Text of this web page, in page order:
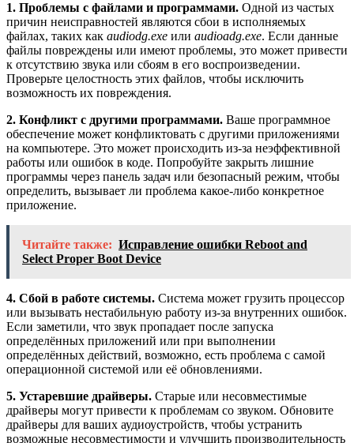
1. Проблемы с файлами и программами. Одной из частых
причин неисправностей являются сбои в исполняемых
файлах, таких как audiodg.exe или audioadg.exe. Если данные
файлы повреждены или имеют проблемы, это может привести
к отсутствию звука или сбоям в его воспроизведении.
Проверьте целостность этих файлов, чтобы исключить
возможность их повреждения.
2. Конфликт с другими программами. Ваше программное
обеспечение может конфликтовать с другими приложениями
на компьютере. Это может происходить из-за неэффективной
работы или ошибок в коде. Попробуйте закрыть лишние
программы через панель задач или безопасный режим, чтобы
определить, вызывает ли проблема какое-либо конкретное
приложение.
Читайте также: Исправление ошибки Reboot and
Select Proper Boot Device
4. Сбой в работе системы. Система может грузить процессор
или вызывать нестабильную работу из-за внутренних ошибок.
Если заметили, что звук пропадает после запуска
определённых приложений или при выполнении
определённых действий, возможно, есть проблема с самой
операционной системой или её обновлениями.
5. Устаревшие драйверы. Старые или несовместимые
драйверы могут привести к проблемам со звуком. Обновите
драйверы для ваших аудиоустройств, чтобы устранить
возможные несовместимости и улучшить производительность